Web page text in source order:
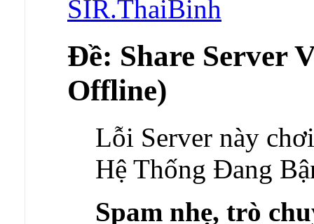
Ðề: Share Server
Offline)
Lỗi Server này
Hệ Thống Đang
Spam nhẹ, trò